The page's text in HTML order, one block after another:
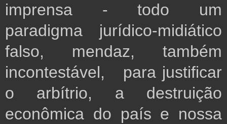
imprensa - todo um
paradigma jurídico-midiático
falso, mendaz, também
incontestável, para justificar
o arbítrio, a destruição
econômica do país e nossa